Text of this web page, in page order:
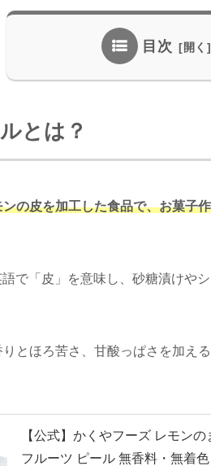
目次
とは？
の皮を加工した食品で、お菓子
語で「皮」を意味し、砂糖漬けや
とほろ苦さ、甘酸っぱさを加え
【公式】かくやフーズ レモン
フルーツ ピール 無香料・無着